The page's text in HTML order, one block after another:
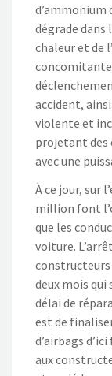
d’ammonium
dégrade
chaleur et de
accident,
violente et
projetant des
avec une
À ce jour, sur
million font
que les
voiture.
constructeurs
deux mois qui
délai de
est de
d’airbags
aux